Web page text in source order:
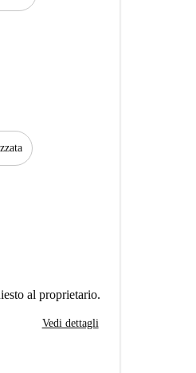
al proprietario.
Vedi dettagli